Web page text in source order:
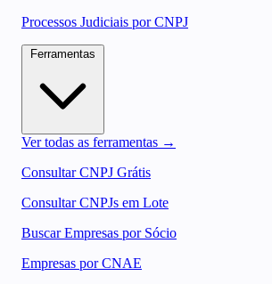
Processos Judiciais por CNPJ
Ver todas as ferramentas →
Consultar CNPJ Grátis
Consultar CNPJs em Lote
Buscar Empresas por Sócio
Empresas por CNAE